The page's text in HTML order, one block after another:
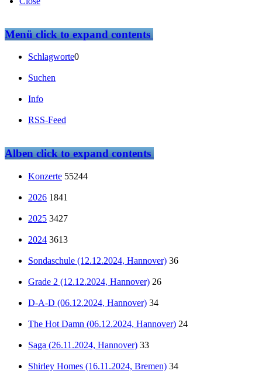
Menüclick to expand contents
Schlagworte0
Suchen
Info
RSS-Feed
Albenclick to expand contents
Konzerte 55244
2026 1841
2025 3427
2024 3613
Sondaschule (12.12.2024, Hannover) 36
Grade 2 (12.12.2024, Hannover) 26
D-A-D (06.12.2024, Hannover) 34
The Hot Damn (06.12.2024, Hannover) 24
Saga (26.11.2024, Hannover) 33
Shirley Homes (16.11.2024, Bremen) 34